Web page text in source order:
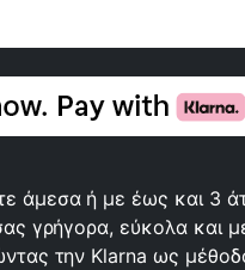
άμεσα ή με έως και 3
γρήγορα, εύκολα και
την Klarna ως